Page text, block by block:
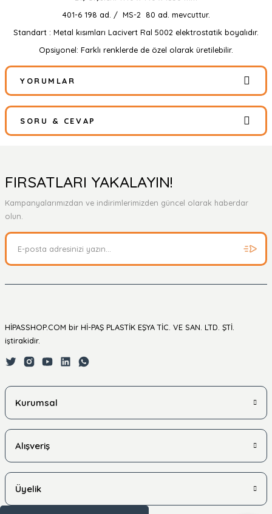
401-6 198 ad. / MS-2 80 ad. mevcuttur.
Standart : Metal kısımları Lacivert Ral 5002 elektrostatik boyalıdır.
Opsiyonel: Farklı renklerde de özel olarak üretilebilir.
YORUMLAR
Bu ürüne ilk yorumu siz yapın!
Yorum Yaz
SORU & CEVAP
Ürün hakkında henüz soru sorulmamış.
FIRSATLARI YAKALAYIN!
Kampanyalarımızdan ve indirimlerimizden güncel olarak haberdar
olun.
HİPASSHOP.COM bir Hİ-PAŞ PLASTİK EŞYA TİC. VE SAN. LTD. ŞTİ.
iştirakidir.
Kurumsal
Alışveriş
Üyelik